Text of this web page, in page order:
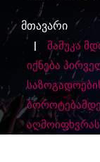
მთავარი
მამუკა
იქნება